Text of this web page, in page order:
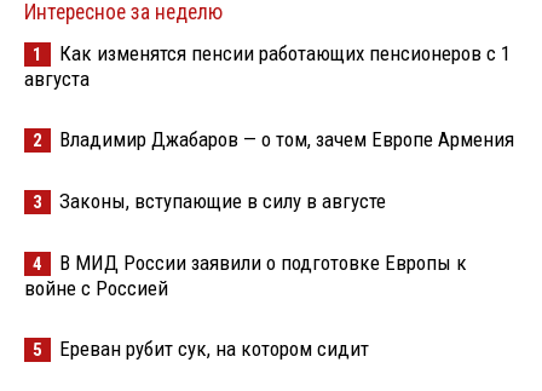
Интересное за неделю
1
Как изменятся пенсии работающих пенсионеров с 1
августа
2 Владимир Джабаров — о том, зачем Европе Армения
3 Законы, вступающие в силу в августе
4
В МИД России заявили о подготовке Европы к
войне с Россией
5 Ереван рубит сук, на котором сидит